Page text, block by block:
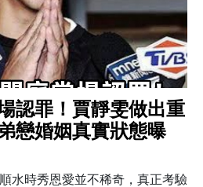
認罪！賈靜雯做出重
戀婚姻真實狀態曝
水時秀恩愛並不稀奇，真正考驗